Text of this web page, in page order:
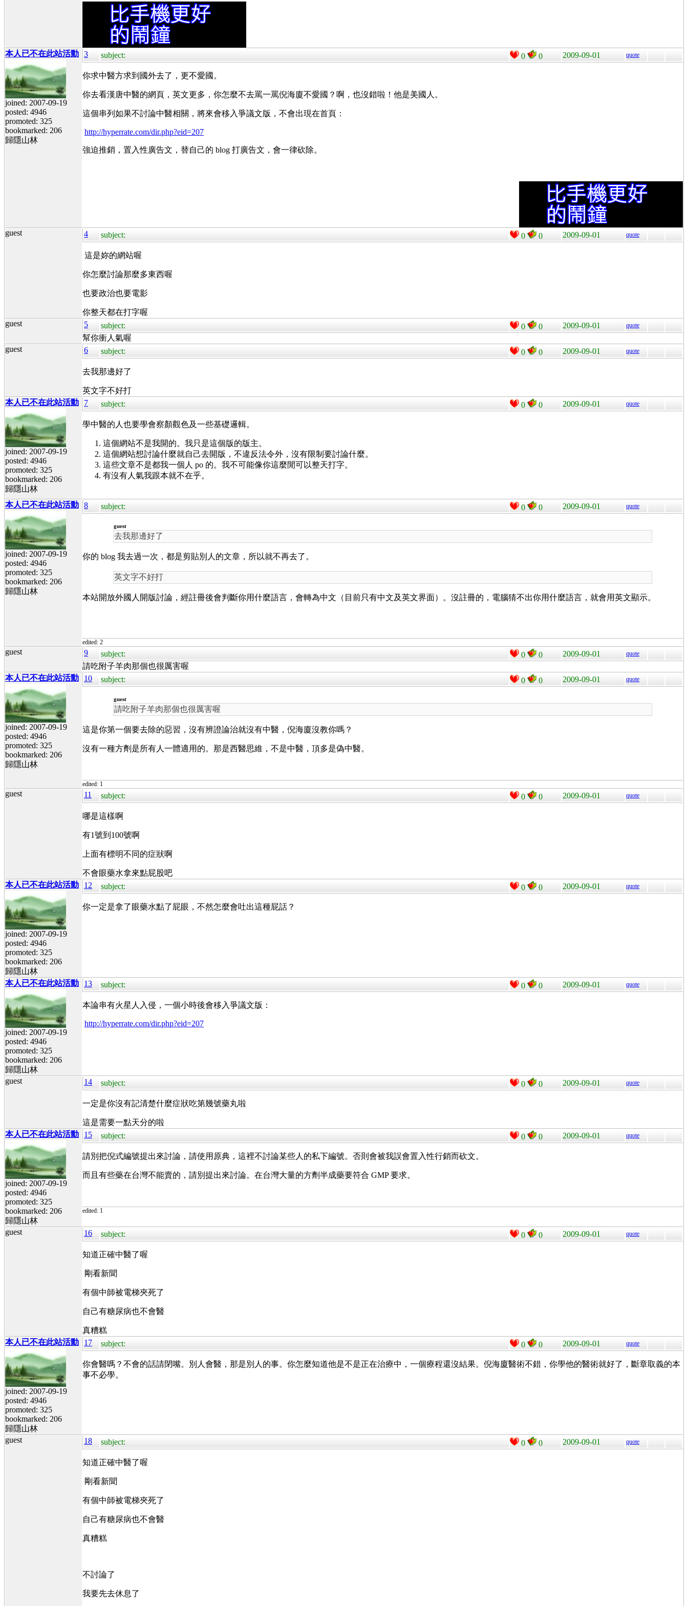
本人已不在此站活動
joined: 2007-09-19
posted: 4946
promoted: 325
bookmarked: 206
歸隱山林
3 subject: 0 0 2009-09-01 quote
你求中醫方求到國外去了，更不愛國。
你去看漢唐中醫的網頁，英文更多，你怎麼不去罵一罵倪海廈不愛國？啊，也沒錯啦！他是美國人。
這個串列如果不討論中醫相關，將來會移入爭議文版，不會出現在首頁：
http://hyperrate.com/dir.php?eid=207
強迫推銷，置入性廣告文，替自己的 blog 打廣告文，會一律砍除。
guest 4 subject: 0 0 2009-09-01 quote
這是妳的網站喔
你怎麼討論那麼多東西喔
也要政治也要電影
你整天都在打字喔
guest
5 subject: 0 0 2009-09-01 quote
幫你衝人氣喔
guest
6 subject: 0 0 2009-09-01 quote
去我那邊好了
英文字不好打
本人已不在此站活動
joined: 2007-09-19
posted: 4946
promoted: 325
bookmarked: 206
歸隱山林
7 subject: 0 0 2009-09-01 quote
學中醫的人也要學會察顏觀色及一些基礎邏輯。
這個網站不是我開的。我只是這個版的版主。
這個網站想討論什麼就自己去開版，不違反法令外，沒有限制要討論什麼。
這些文章不是都我一個人 po 的。我不可能像你這麼閒可以整天打字。
有沒有人氣我跟本就不在乎。
本人已不在此站活動
joined: 2007-09-19
posted: 4946
promoted: 325
bookmarked: 206
歸隱山林
8 subject: 0 0 2009-09-01 quote
guest
去我那邊好了
你的 blog 我去過一次，都是剪貼別人的文章，所以就不再去了。
英文字不好打
本站開放外國人開版討論，經註冊後會判斷你用什麼語言，會轉為中文（目前只有中文及英文界面）。沒註冊的，電腦猜不出你用什麼語言，就會用英文顯示。
edited: 2
guest 9 subject: 0 0 2009-09-01 quote
請吃附子羊肉那個也很厲害喔
本人已不在此站活動
joined: 2007-09-19
posted: 4946
promoted: 325
bookmarked: 206
歸隱山林
10 subject: 0 0 2009-09-01 quote
guest
請吃附子羊肉那個也很厲害喔
這是你第一個要去除的惡習，沒有辨證論治就沒有中醫，倪海廈沒教你嗎？
沒有一種方劑是所有人一體適用的。那是西醫思維，不是中醫，頂多是偽中醫。
edited: 1
guest 11 subject: 0 0 2009-09-01 quote
哪是這樣啊
有1號到100號啊
上面有標明不同的症狀啊
不會眼藥水拿來點屁股吧
本人已不在此站活動
joined: 2007-09-19
posted: 4946
promoted: 325
bookmarked: 206
歸隱山林
12 subject: 0 0 2009-09-01 quote
你一定是拿了眼藥水點了屁眼，不然怎麼會吐出這種屁話？
本人已不在此站活動
joined: 2007-09-19
posted: 4946
promoted: 325
bookmarked: 206
歸隱山林
13 subject: 0 0 2009-09-01 quote
本論串有火星人入侵，一個小時後會移入爭議文版：
http://hyperrate.com/dir.php?eid=207
guest 14 subject: 0 0 2009-09-01 quote
一定是你沒有記清楚什麼症狀吃第幾號藥丸啦
這是需要一點天分的啦
本人已不在此站活動
joined: 2007-09-19
posted: 4946
promoted: 325
bookmarked: 206
歸隱山林
15 subject: 0 0 2009-09-01 quote
請別把倪式編號提出來討論，請使用原典，這裡不討論某些人的私下編號。否則會被我誤會置入性行銷而砍文。
而且有些藥在台灣不能賣的，請別提出來討論。在台灣大量的方劑半成藥要符合 GMP 要求。
edited: 1
guest 16 subject: 0 0 2009-09-01 quote
知道正確中醫了喔
剛看新聞
有個中師被電梯夾死了
自己有糖尿病也不會醫
真糟糕
本人已不在此站活動
joined: 2007-09-19
posted: 4946
promoted: 325
bookmarked: 206
歸隱山林
17 subject: 0 0 2009-09-01 quote
你會醫嗎？不會的話請閉嘴。別人會醫，那是別人的事。你怎麼知道他是不是正在治療中，一個療程還沒結果。倪海廈醫術不錯，你學他的醫術就好了，斷章取義的本
事不必學。
guest 18 subject: 0 0 2009-09-01 quote
知道正確中醫了喔
剛看新聞
有個中師被電梯夾死了
自己有糖尿病也不會醫
真糟糕
不討論了
我要先去休息了